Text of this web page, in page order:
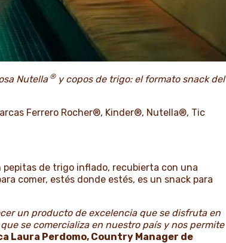
Nutella ®y copos de trigo: el formato snack del
Ferrero Rocher®, Kinder®, Nutella®, Tic
pepitas de trigo inflado, recubierta con una
comer, estés donde estés, es un snack para
un producto de excelencia que se disfruta en
se comercializa en nuestro país y nos permite
Laura Perdomo, Country Manager de